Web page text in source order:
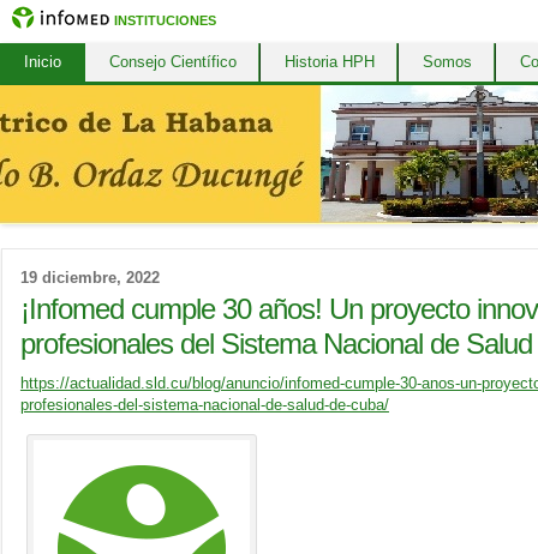
INSTITUCIONES
Inicio Consejo Científico Historia HPH Somos
19 diciembre, 2022
¡Infomed cumple 30 años! Un proyecto
profesionales del Sistema Nacional de
https://actualidad.sld.cu/blog/anuncio/infomed-cumple-30-anos-un-
profesionales-del-sistema-nacional-de-salud-de-cuba/